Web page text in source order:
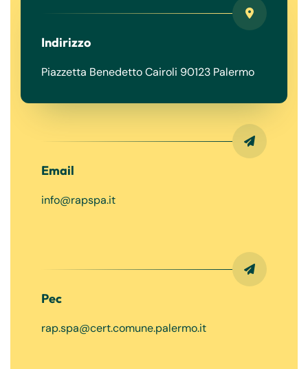
Indirizzo
Piazzetta Benedetto Cairoli 90123 Palermo
Email
info@rapspa.it
Pec
rap.spa@cert.comune.palermo.it